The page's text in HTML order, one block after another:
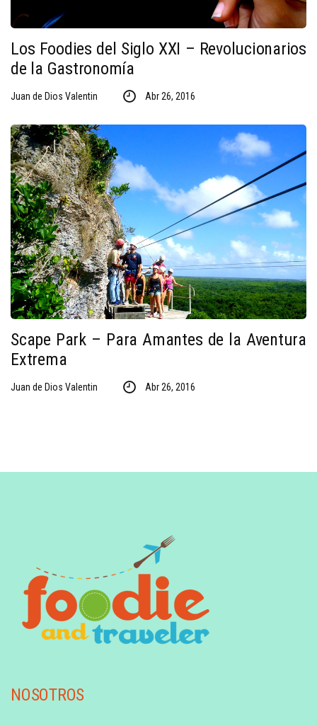
Los Foodies del Siglo XXI – Revolucionarios
de la Gastronomía
Juan de Dios Valentin Abr 26, 2016
Scape Park – Para Amantes de la Aventura
Extrema
Juan de Dios Valentin Abr 26, 2016
NOSOTROS